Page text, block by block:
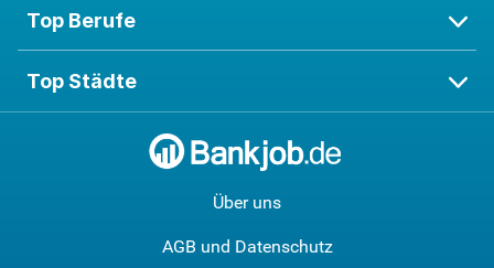
Top Berufe
Top Städte
Über uns
AGB und Datenschutz